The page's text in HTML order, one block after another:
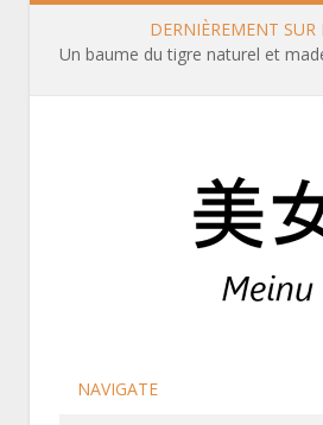
DERNIÈREMENT SUR
Un baume du tigre naturel et
NAVIGATE